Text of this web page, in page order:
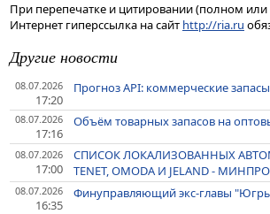
При перепечатке и цитировании (полном
Интернет гиперссылка на сайт http://ria.ru
Другие новости
08.07.2026
17:20
Прогноз API: коммерческие
08.07.2026
17:16
Объём товарных запасов на
08.07.2026
17:00
СПИСОК ЛОКАЛИЗОВАННЫХ
TENET, OMODA И JELAND -
08.07.2026
16:35
Финуправляющий экс-главы